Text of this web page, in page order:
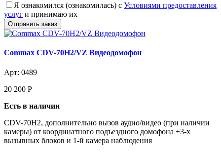
Я ознакомился (ознакомилась) с Условиями предоставления
услуг и принимаю их
Commax CDV-70H2/VZ Видеодомофон
Арт: 0489
20 200 Р
Есть в наличии
CDV-70H2, дополнительно вызов аудио/видео (при наличии
камеры) от координатного подъездного домофона +3-х
вызывных блоков и 1-й камера наблюдения